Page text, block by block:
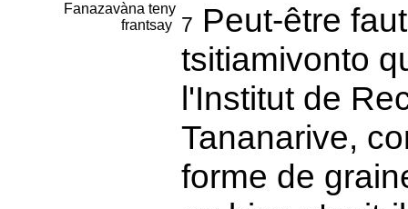
Fanazavàna teny
frantsay
7 Peut-être
tsitiamivonto
l'Institut de
Tananarive,
forme de